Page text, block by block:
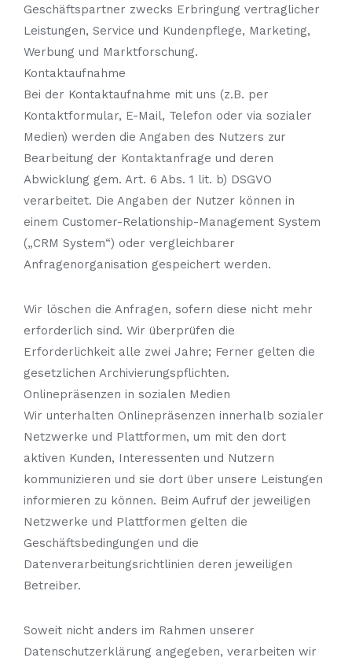
Geschäftspartner zwecks Erbringung vertraglicher
Leistungen, Service und Kundenpflege, Marketing,
Werbung und Marktforschung.
Kontaktaufnahme
Bei der Kontaktaufnahme mit uns (z.B. per
Kontaktformular, E-Mail, Telefon oder via sozialer
Medien) werden die Angaben des Nutzers zur
Bearbeitung der Kontaktanfrage und deren
Abwicklung gem. Art. 6 Abs. 1 lit. b) DSGVO
verarbeitet. Die Angaben der Nutzer können in
einem Customer-Relationship-Management System
(„CRM System“) oder vergleichbarer
Anfragenorganisation gespeichert werden.
Wir löschen die Anfragen, sofern diese nicht mehr
erforderlich sind. Wir überprüfen die
Erforderlichkeit alle zwei Jahre; Ferner gelten die
gesetzlichen Archivierungspflichten.
Onlinepräsenzen in sozialen Medien
Wir unterhalten Onlinepräsenzen innerhalb sozialer
Netzwerke und Plattformen, um mit den dort
aktiven Kunden, Interessenten und Nutzern
kommunizieren und sie dort über unsere Leistungen
informieren zu können. Beim Aufruf der jeweiligen
Netzwerke und Plattformen gelten die
Geschäftsbedingungen und die
Datenverarbeitungsrichtlinien deren jeweiligen
Betreiber.
Soweit nicht anders im Rahmen unserer
Datenschutzerklärung angegeben, verarbeiten wir